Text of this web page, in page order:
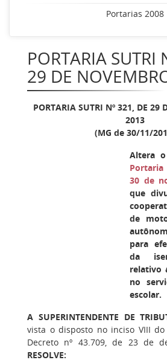
Portarias 2008
PORTARIA SUTRI
29 DE
PORTARIA SUTRI Nº 321, DE 29
2013
(MG de 30/11/
Altera
Portaria
30 de
que
de
para
da
relativo
no
escolar.
A SUPERINTENDENTE DE
vista o disposto no inciso VIII
Decreto nº 43.709, de 23 de
RESOLVE: